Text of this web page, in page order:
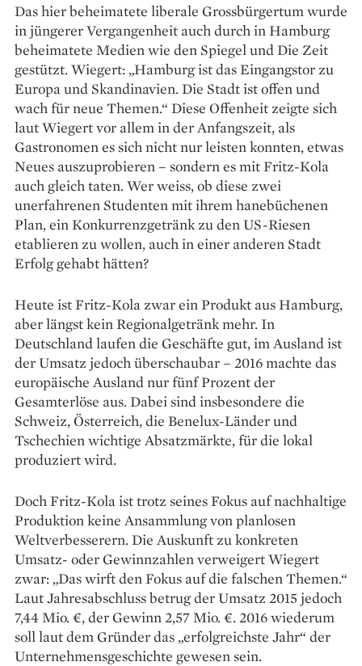
Das hier beheimatete liberale Grossbürgertum wurde
in jüngerer Vergangenheit auch durch in Hamburg
beheimatete Medien wie den Spiegel und Die Zeit
gestützt. Wiegert: „Hamburg ist das Eingangstor zu
Europa und Skandinavien. Die Stadt ist offen und
wach für neue Themen.“ Diese Offenheit zeigte sich
laut Wiegert vor allem in der Anfangszeit, als
Gastronomen es sich nicht nur leisten konnten, etwas
Neues auszuprobieren – sondern es mit Fritz-Kola
auch gleich taten. Wer weiss, ob diese zwei
unerfahrenen Studenten mit ihrem hanebüchenen
Plan, ein Konkurrenzgetränk zu den US-Riesen
etablieren zu wollen, auch in einer anderen Stadt
Erfolg gehabt hätten?
Heute ist Fritz-Kola zwar ein Produkt aus Hamburg,
aber längst kein Regionalgetränk mehr. In
Deutschland laufen die Geschäfte gut, im Ausland ist
der Umsatz jedoch überschaubar – 2016 machte das
europäische Ausland nur fünf Prozent der
Gesamterlöse aus. Dabei sind insbesondere die
Schweiz, Österreich, die Benelux-Länder und
Tschechien wichtige Absatzmärkte, für die lokal
produziert wird.
Doch Fritz-Kola ist trotz seines Fokus auf nachhaltige
Produktion keine Ansammlung von planlosen
Weltverbesserern. Die Auskunft zu konkreten
Umsatz- oder Gewinnzahlen verweigert Wiegert
zwar: „Das wirft den Fokus auf die falschen Themen.“
Laut Jahresabschluss betrug der Umsatz 2015 jedoch
7,44 Mio. €, der Gewinn 2,57 Mio. €. 2016 wiederum
soll laut dem Gründer das „erfolgreichste Jahr“ der
Unternehmensgeschichte gewesen sein.